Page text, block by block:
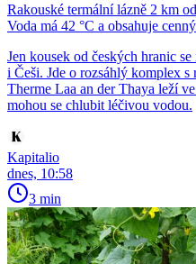
Rakouské termální lázně 2 km
Voda má 42 °C a obsahuje
Jen kousek od českých hranic
i Češi. Jde o rozsáhlý komplex
Therme Laa an der Thaya leží
mohou se chlubit léčivou vodou.
Kapitalio
dnes, 10:58
3 min